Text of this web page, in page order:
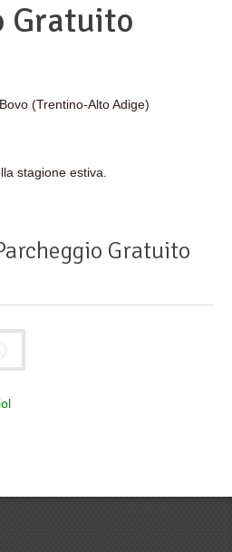
Gratuito
(Trentino-Alto Adige)
stagione estiva.
Gratuito